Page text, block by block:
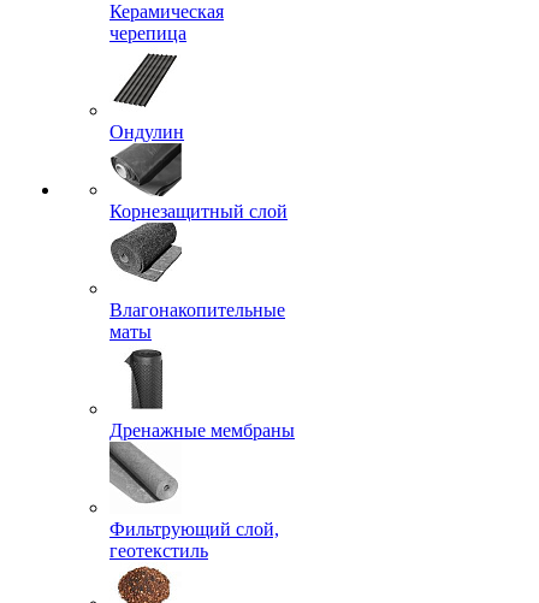
Керамическая
черепица
Ондулин
Корнезащитный слой
Влагонакопительные
маты
Дренажные мембраны
Фильтрующий слой,
геотекстиль